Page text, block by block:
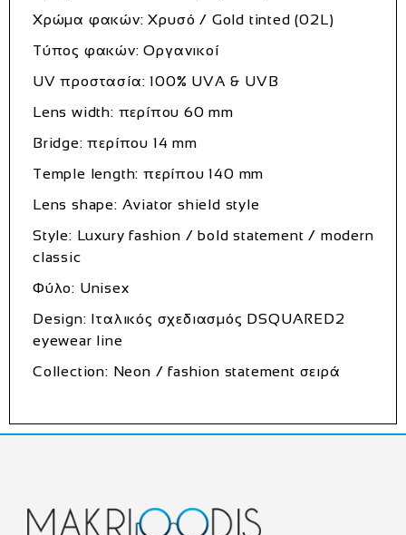
Χρώμα φακών: Χρυσό / Gold tinted (02L)
Τύπος φακών: Οργανικοί
UV προστασία: 100% UVA & UVB
Lens width: περίπου 60 mm
Bridge: περίπου 14 mm
Temple length: περίπου 140 mm
Lens shape: Aviator shield style
Style: Luxury fashion / bold statement / modern
classic
Φύλο: Unisex
Design: Ιταλικός σχεδιασμός DSQUARED2
eyewear line
Collection: Neon / fashion statement σειρά